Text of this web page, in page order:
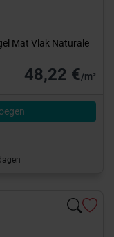
Mat Vlak Naturale
48,22 €/m²